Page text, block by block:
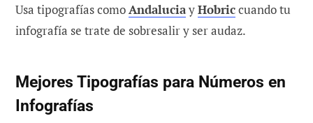
Usa tipografías comoAndaluciayHobriccuando tu
infografía se trate de sobresalir y ser audaz.
Mejores Tipografías para Números en
Infografías